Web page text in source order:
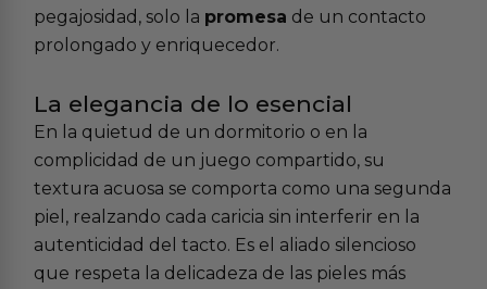
pegajosidad, solo la promesa de un contacto
prolongado y enriquecedor.
La elegancia de lo esencial
En la quietud de un dormitorio o en la
complicidad de un juego compartido, su
textura acuosa se comporta como una segunda
piel, realzando cada caricia sin interferir en la
autenticidad del tacto. Es el aliado silencioso
que respeta la delicadeza de las pieles más